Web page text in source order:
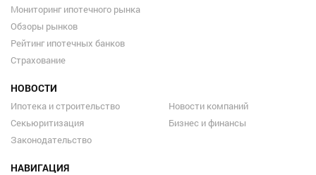
Мониторинг ипотечного рынка
Обзоры рынков
Рейтинг ипотечных банков
Страхование
НОВОСТИ
Ипотека и строительство
Секьюритизация
Законодательство
Новости компаний
Бизнес и финансы
НАВИГАЦИЯ